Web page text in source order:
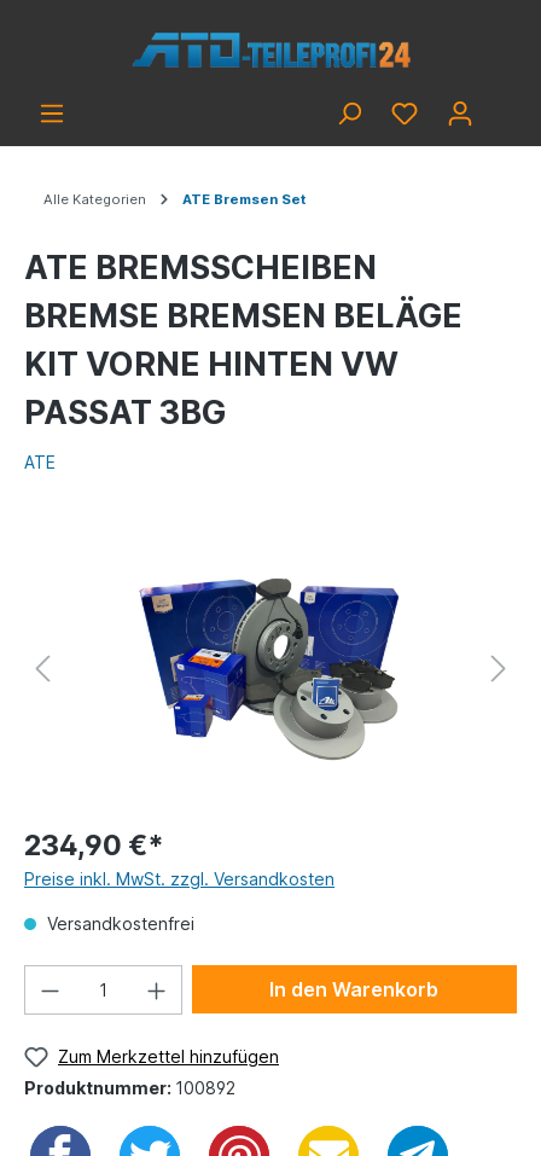
Alle Kategorien ATE Bremsen Set
ATE BREMSSCHEIBEN
BREMSE BREMSEN BELÄGE
KIT VORNE HINTEN VW
PASSAT 3BG
ATE
234,90 €*
Preise inkl. MwSt. zzgl. Versandkosten
Versandkostenfrei
In den Warenkorb
Zum Merkzettel hinzufügen
Produktnummer: 100892